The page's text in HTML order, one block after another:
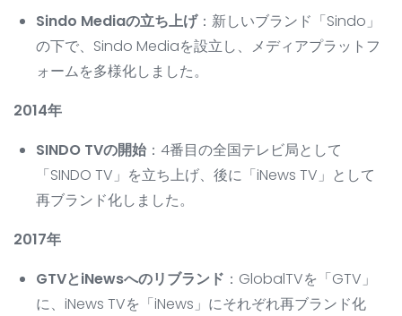
Sindo Mediaの立ち上げ：新しいブランド「Sindo」
の下で、Sindo Mediaを設立し、メディアプラットフ
ォームを多様化しました。
2014年
SINDO TVの開始 ：4番目の全国テレビ局として
「SINDO TV」を立ち上げ、後に「iNews TV」として
再ブランド化しました。
2017年
GTVとiNewsへのリブランド ：GlobalTVを「GTV」
に、iNews TVを「iNews」にそれぞれ再ブランド化